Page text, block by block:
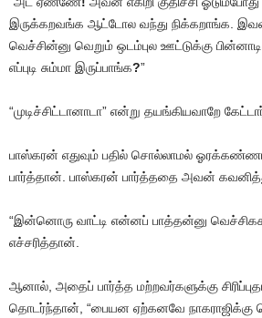
இருக்கறவங்க ஆட்டோல வந்து நிக்கறாங்க.
வெச்சின்னு வெறும் ஒடம்புல ஊட்டுக்கு
எப்புடி சும்மா இருப்பாங்க?”
“முடிச்சிட்டானாடா” என்று தயங்கியவாறே
பாஸ்கரன் எதுவும் பதில் சொல்லாமல்
பார்த்தான். பாஸ்கரன் பார்த்ததை அவன்
“இன்னொரு வாட்டி என்னப் பாத்தன்னு
எச்சரித்தான்.
ஆனால், அதைப் பார்த்த மற்றவர்களுக்கு
தொடர்ந்தான், “பையன ஏற்கனவே நாகராஜிக்கு